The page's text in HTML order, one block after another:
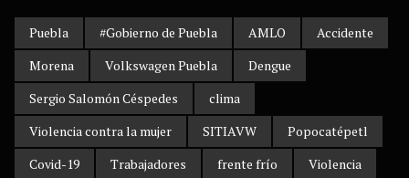
Puebla #Gobierno de Puebla AMLO
Accidente
Morena
Volkswagen Puebla
Dengue
Sergio Salomón Céspedes
clima
Violencia contra la mujer
SITIAVW
Popocatépetl
Covid-19
Trabajadores frente frío Violencia